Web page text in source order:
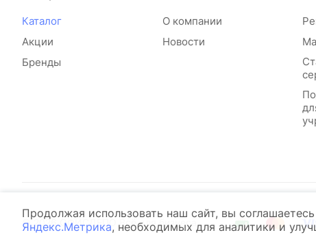
Каталог
Акции
Бренды
О компании
Новости
© 2026 ОФИСДЕПО Всё для бизнеса
Продолжая использовать наш сайт, вы соглашаетесь
Яндекс.Метрика, необходимых для аналитики и